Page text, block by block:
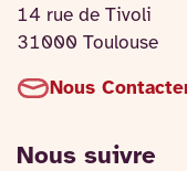
14 rue de Tivoli
31000 Toulouse
Nous
Nous suivre